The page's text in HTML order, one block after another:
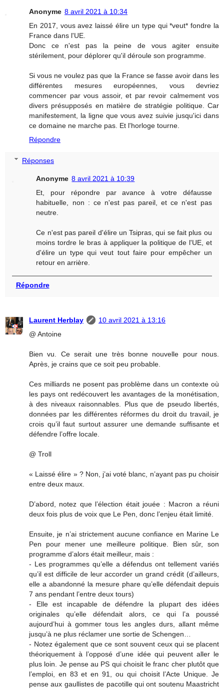
Anonyme 8 avril 2021 à 10:34
En 2017, vous avez laissé élire un type qui *veut* fondre la
France dans l'UE.
Donc ce n'est pas la peine de vous agiter ensuite
stérilement, pour déplorer qu'il déroule son programme.
Si vous ne voulez pas que la France se fasse avoir dans les
différentes mesures européennes, vous devriez
commencer par vous assoir, et par revoir calmement vos
divers présupposés en matière de stratégie politique. Car
manifestement, la ligne que vous avez suivie jusqu'ici dans
ce domaine ne marche pas. Et l'horloge tourne.
Répondre
Réponses
Anonyme 8 avril 2021 à 10:39
Et, pour répondre par avance à votre défausse
habituelle, non : ce n'est pas pareil, et ce n'est pas
neutre.
Ce n'est pas pareil d'élire un Tsipras, qui se fait plus ou
moins tordre le bras à appliquer la politique de l'UE, et
d'élire un type qui veut tout faire pour empêcher un
retour en arrière.
Répondre
Laurent Herblay
10 avril 2021 à 13:16
@ Antoine
Bien vu. Ce serait une très bonne nouvelle pour nous.
Après, je crains que ce soit peu probable.
Ces milliards ne posent pas problème dans un contexte où
les pays ont redécouvert les avantages de la monétisation,
à des niveaux raisonnables. Plus que de pseudo libertés,
données par les différentes réformes du droit du travail, je
crois qu’il faut surtout assurer une demande suffisante et
défendre l’offre locale.
@ Troll
« Laissé élire » ? Non, j’ai voté blanc, n’ayant pas pu choisir
entre deux maux.
D’abord, notez que l’élection était jouée : Macron a réuni
deux fois plus de voix que Le Pen, donc l’enjeu était limité.
Ensuite, je n’ai strictement aucune confiance en Marine Le
Pen pour mener une meilleure politique. Bien sûr, son
programme d’alors était meilleur, mais :
- Les programmes qu’elle a défendus ont tellement variés
qu’il est difficile de leur accorder un grand crédit (d’ailleurs,
elle a abandonné la mesure phare qu’elle défendait depuis
7 ans pendant l’entre deux tours)
- Elle est incapable de défendre la plupart des idées
originales qu’elle défendait alors, ce qui l’a poussé
aujourd’hui à gommer tous les angles durs, allant même
jusqu’à ne plus réclamer une sortie de Schengen…
- Notez également que ce sont souvent ceux qui se placent
théoriquement à l’opposé d’une idée qui peuvent aller le
plus loin. Je pense au PS qui choisit le franc cher plutôt que
l’emploi, en 83 et en 91, ou qui choisit l’Acte Unique. Je
pense aux gaullistes de pacotille qui ont soutenu Maastricht